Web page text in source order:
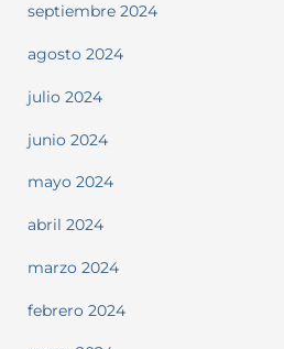
septiembre 2024
agosto 2024
julio 2024
junio 2024
mayo 2024
abril 2024
marzo 2024
febrero 2024